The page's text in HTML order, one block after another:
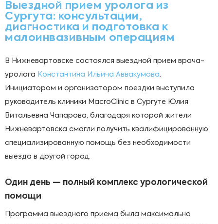
Выездной прием уролога из
Сургута: консультации,
диагностика и подготовка к
малоинвазивным операциям
В Нижневартовске состоялся выездной прием врача-
уролога Константина Ильича Аввакумова.
Инициатором и организатором поездки выступила
руководитель клиники MacroClinic в Сургуте Юлия
Витальевна Чапарова, благодаря которой жители
Нижневартовска смогли получить квалифицированную
специализированную помощь без необходимости
выезда в другой город.
Один день — полный комплекс урологической
помощи
Программа выездного приема была максимально